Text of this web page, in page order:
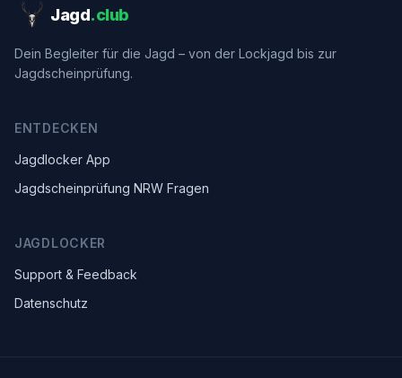
Jagd.club
Dein Begleiter für die Jagd – von der Lockjagd bis zur
Jagdscheinprüfung.
ENTDECKEN
Jagdlocker App
Jagdscheinprüfung NRW Fragen
JAGDLOCKER
Support & Feedback
Datenschutz